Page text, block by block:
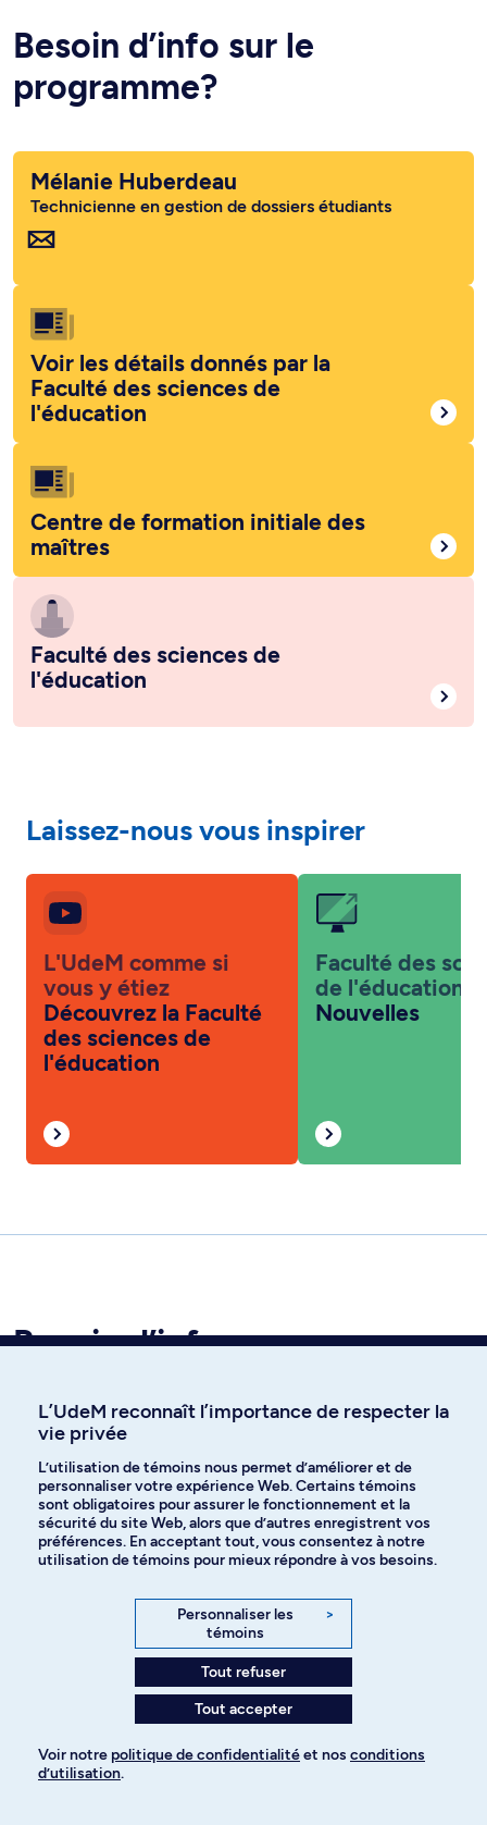
Besoin d’info sur le
programme?
Mélanie Huberdeau
Technicienne en gestion de dossiers étudiants
Voir les détails donnés par la
Faculté des sciences de
l'éducation
Centre de formation initiale des
maîtres
Faculté des sciences de
l'éducation
Laissez-nous vous inspirer
L'UdeM comme si
vous y étiez
Découvrez la Faculté
des sciences de
l'éducation
Faculté des
de l'éducation
Nouvelles
Besoin d’info sur
Communiquer avec le Service de
l'admission et du recrutement
Visiter le Centre d’aide en ligne
L’UdeM reconnaît l’importance de respecter la
vie privée
L’utilisation de témoins nous permet d’améliorer et de
personnaliser votre expérience Web. Certains témoins
sont obligatoires pour assurer le fonctionnement et la
sécurité du site Web, alors que d’autres enregistrent vos
préférences. En acceptant tout, vous consentez à notre
utilisation de témoins pour mieux répondre à vos besoins.
Personnaliser les
témoins
>
Tout refuser
Tout accepter
Voir notre politique de confidentialitéet nos conditions
d’utilisation.